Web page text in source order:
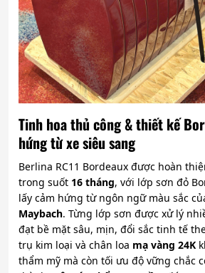
Tinh hoa thủ công & thiết kế
hứng từ xe siêu sang
Berlina RC11 Bordeaux được hoàn
trong suốt 16 tháng, với lớp sơn đỏ
lấy cảm hứng từ ngôn ngữ màu sắc
Maybach. Từng lớp sơn được xử lý
đạt bề mặt sâu, mịn, đổi sắc tinh tế
trụ kim loại và chân loa mạ vàng 24K
thẩm mỹ mà còn tối ưu độ vững chắc